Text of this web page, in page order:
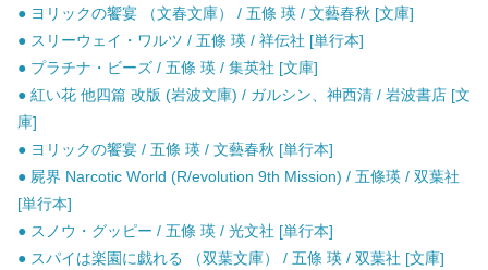
● ヨリックの饗宴 （文春文庫） / 五條 瑛 / 文藝春秋 [文庫]
● スリーウェイ・ワルツ / 五條 瑛 / 祥伝社 [単行本]
● プラチナ・ビーズ / 五條 瑛 / 集英社 [文庫]
● 紅い花 他四篇 改版 (岩波文庫) / ガルシン、神西清 / 岩波書店 [文
庫]
● ヨリックの饗宴 / 五條 瑛 / 文藝春秋 [単行本]
● 屍界 Narcotic World (R/evolution 9th Mission) / 五條瑛 / 双葉社
[単行本]
● スノウ・グッピー / 五條 瑛 / 光文社 [単行本]
● スパイは楽園に戯れる （双葉文庫） / 五條 瑛 / 双葉社 [文庫]